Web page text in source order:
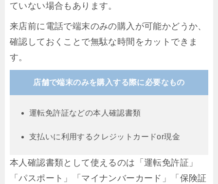
ていない場合もあります。
来店前に電話で端末のみの購入が可能かどうか、
確認しておくことで無駄な時間をカットできま
す。
店舗で端末のみを購入する際に必要なもの
運転免許証などの本人確認書類
支払いに利用するクレジットカードor現金
本人確認書類として使えるのは「運転免許証」
「パスポート」「マイナンバーカード」「保険証